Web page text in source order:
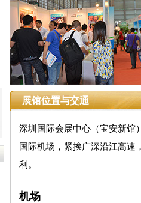
展馆位置与交通
深圳国际会展中心（宝安新馆）
国际机场，紧挨广深沿江高速
利。
机场